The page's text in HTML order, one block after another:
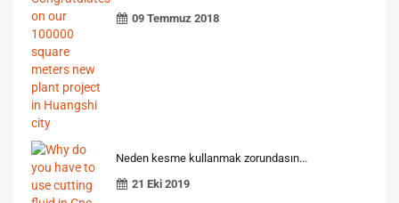
09 Temmuz 2018
Neden kesme kullanmak zorundasın...
21 Eki 2019